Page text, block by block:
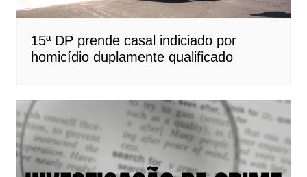
15ª DP prende casal indiciado por
homicídio duplamente qualificado